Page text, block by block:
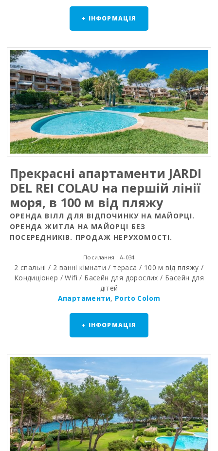
+ ІНФОРМАЦІЯ
Прекраснi апартаменти JARDI
DEL REI COLAU на першій лінії
моря, в 100 м від пляжу
ОРЕНДА ВІЛЛ ДЛЯ ВІДПОЧИНКУ НА МАЙОРЦІ.
ОРЕНДА ЖИТЛА НА МАЙОРЦІ БЕЗ
ПОСЕРЕДНИКІВ. ПРОДАЖ НЕРУХОМОСТІ.
Посилання : A-034
2 спальні / 2 ванні кімнати / тераса / 100 м від пляжу /
Кондиціонер / Wifi / Басейн для дорослих / Басейн для
дітей
Апартаменти, Porto Colom
+ ІНФОРМАЦІЯ